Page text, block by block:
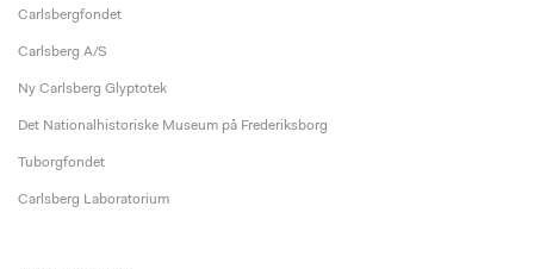
Carlsbergfondet
Carlsberg A/S
Ny Carlsberg Glyptotek
Det Nationalhistoriske Museum på Frederiksborg
Tuborgfondet
Carlsberg Laboratorium